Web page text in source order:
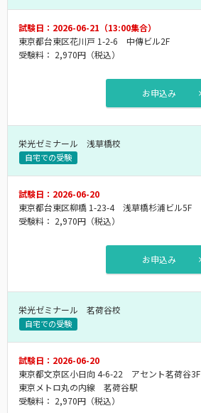
試験日：2026-06-21（13:00集合）
東京都台東区花川戸 1-2-6 中傳ビル2F
受験料： 2,970円 （税込）
お申込み
栄光ゼミナール 浅草橋校
自宅での受験
試験日：2026-06-20
東京都台東区柳橋 1-23-4 浅草橋杉浦ビル5F
受験料： 2,970円 （税込）
お申込み
栄光ゼミナール 茗荷谷校
自宅での受験
試験日：2026-06-20
東京都文京区小日向 4-6-22 アセント茗荷谷3F
東京メトロ丸の内線 茗荷谷駅
受験料： 2,970円 （税込）